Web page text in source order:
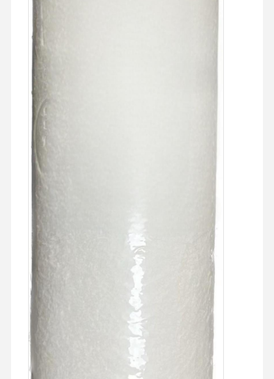
ultra saf su arıtma sistemi
Ultra saf su ekipmanları
Ultra Saf RO Su Sistemi
Endüstriyel Su Temizleme Sistemi
Deiyonize Su Makinesi